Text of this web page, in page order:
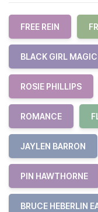
FREE REIN
BLACK GIRL MAGIC
ROSIE PHILLIPS
ROMANCE
JAYLEN BARRON
PIN HAWTHORNE
BRUCE HEBERLIN